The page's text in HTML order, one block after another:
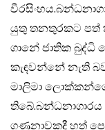
යුතු තනතුරකට
ගානේ ජාතික බුද්ධි
කැඳවන්නේ නැති
මාලිමා
ගණනාවකදී හත්